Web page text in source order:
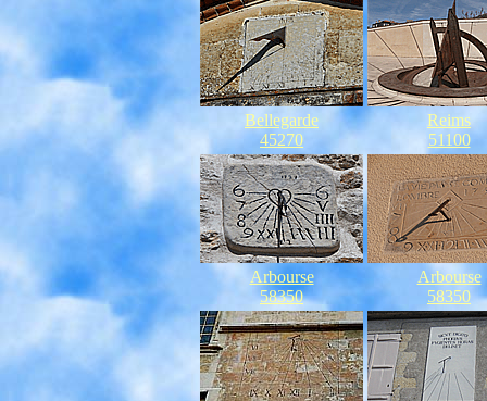
Bellegarde
45270
Reims
51100
Arbourse
58350
Arbourse
58350